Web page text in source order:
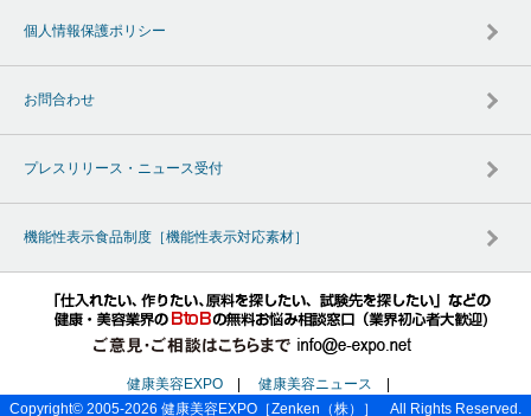
個人情報保護ポリシー
お問合わせ
プレスリリース・ニュース受付
機能性表示食品制度［機能性表示対応素材］
健康美容EXPO 健康美容ニュース
Copyright© 2005-2026 健康美容EXPO ［Zenken（株）］ All Rights Reserved.